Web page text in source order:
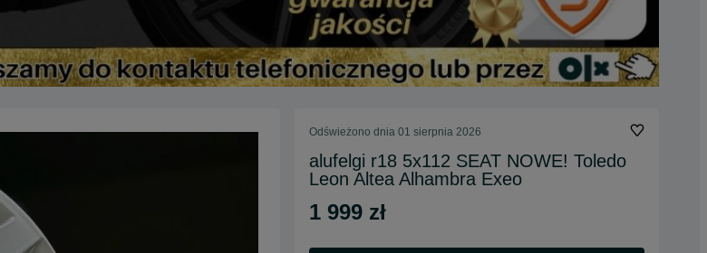
Odświeżono dnia 01 sierpnia 2026
alufelgi r18 5x112 SEAT NOWE! Toledo
Leon Altea Alhambra Exeo
1 999 zł